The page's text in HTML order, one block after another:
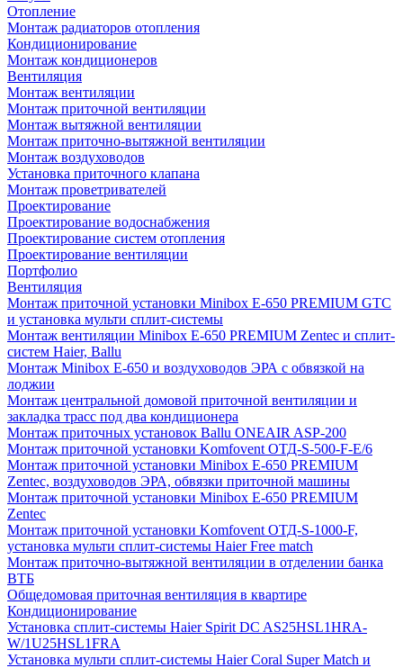
Отопление
Монтаж радиаторов отопления
Кондиционирование
Монтаж кондиционеров
Вентиляция
Монтаж вентиляции
Монтаж приточной вентиляции
Монтаж вытяжной вентиляции
Монтаж приточно-вытяжной вентиляции
Монтаж воздуховодов
Установка приточного клапана
Монтаж проветривателей
Проектирование
Проектирование водоснабжения
Проектирование систем отопления
Проектирование вентиляции
Портфолио
Вентиляция
Монтаж приточной установки Minibox E-650 PREMIUM GTC
и установка мульти сплит-системы
Монтаж вентиляции Minibox E-650 PREMIUM Zentec и сплит-
систем Haier, Ballu
Монтаж Minibox E-650 и воздуховодов ЭРА с обвязкой на
лоджии
Монтаж центральной домовой приточной вентиляции и
закладка трасс под два кондиционера
Монтаж приточных установок Ballu ONEAIR ASP-200
Монтаж приточной установки Komfovent ОТД-S-500-F-E/6
Монтаж приточной установки Minibox E-650 PREMIUM
Zentec, воздуховодов ЭРА, обвязки приточной машины
Монтаж приточной установки Minibox E-650 PREMIUM
Zentec
Монтаж приточной установки Komfovent ОТД-S-1000-F,
установка мульти сплит-системы Haier Free match
Монтаж приточно-вытяжной вентиляции в отделении банка
ВТБ
Общедомовая приточная вентиляция в квартире
Кондиционирование
Установка сплит-системы Haier Spirit DC AS25HSL1HRA-
W/1U25HSL1FRA
Установка мульти сплит-системы Haier Coral Super Match и